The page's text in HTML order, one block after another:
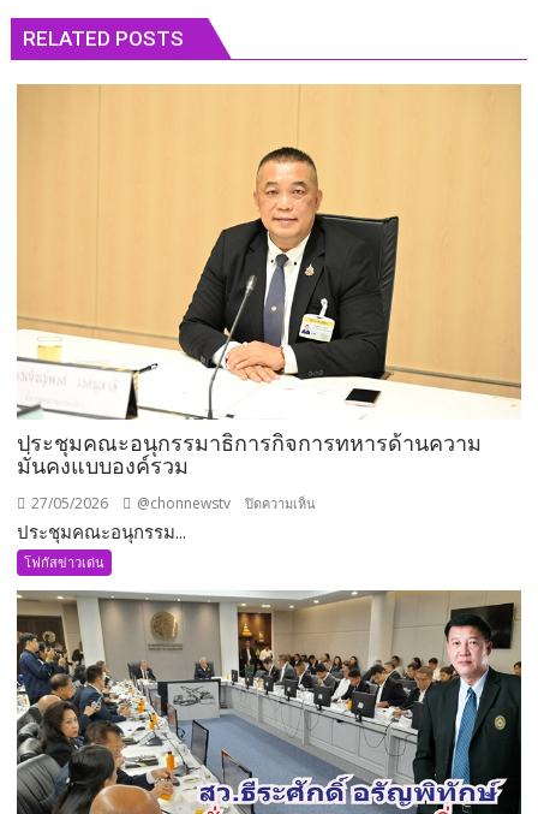
RELATED POSTS
ประชุมคณะอนุกรรมาธิการกิจการทหารด้านความ
มั่นคงแบบองค์รวม
27/05/2026 @chonnewstv ปิดความเห็น
กรรมาธิการ
กิจการ
ทหาร
ด้าน
ความ
มั่นคง
แบบ
องค์
ประชุมคณะอนุกรรม...
โฟกัสข่าวเด่น